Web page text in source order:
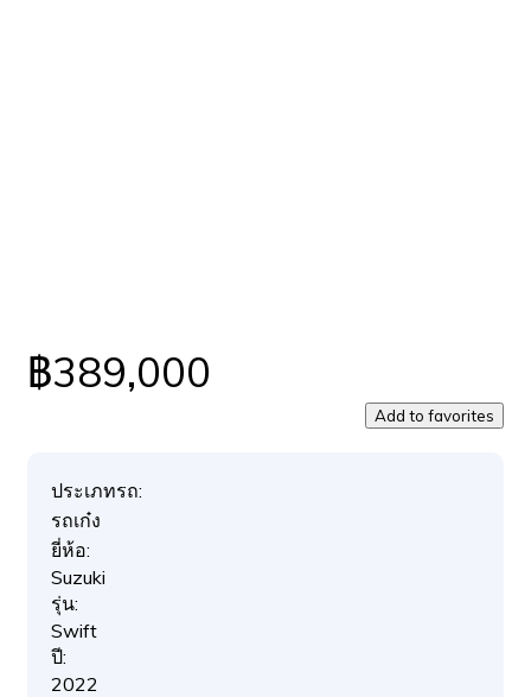
฿389,000
Add to favorites
ประเภทรถ:
รถเก๋ง
ยี่ห้อ:
Suzuki
รุ่น:
Swift
ปี:
2022